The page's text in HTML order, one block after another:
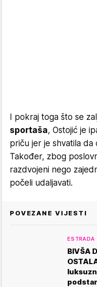
I pokraj toga što se
sportaša, Ostojić je
priču jer je shvatila da
Također, zbog
razdvojeni nego
počeli udaljavati.
POVEZANE VIJESTI
ESTRADA
BIVŠA